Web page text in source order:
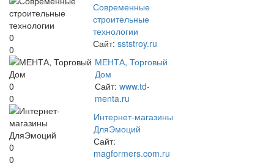
0
0
Современные
строительные
технологии
Сайт: sststroy.ru
0
0
МЕНТА, Торговый
Дом
Сайт: www.td-
menta.ru
0
0
Интернет-магазины
ДляЭмоций
Сайт:
magformers.com.ru